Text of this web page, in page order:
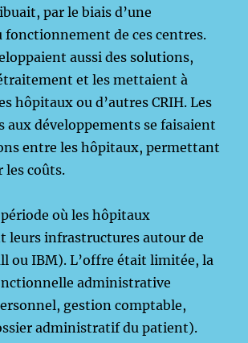
par le biais d’une
fonctionnement de ces centres.
aussi des solutions,
et les mettaient à
hôpitaux ou d’autres CRIH. Les
aux développements se faisaient
entre les hôpitaux, permettant
les coûts.
période où les hôpitaux
leurs infrastructures autour de
ou IBM). L’offre était limitée, la
administrative
gestion comptable,
administratif du patient).